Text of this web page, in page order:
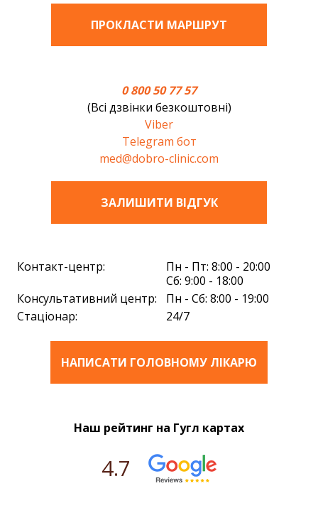
ПРОКЛАСТИ МАРШРУТ
0 800 50 77 57
(Всі дзвінки безкоштовні)
Viber
Telegram бот
med@dobro-clinic.com
ЗАЛИШИТИ ВIДГУК
Контакт-центр:
Пн - Пт: 8:00 - 20:00
Сб: 9:00 - 18:00
Консультативний центр:
Пн - Сб: 8:00 - 19:00
Стаціонар:
24/7
НАПИСАТИ ГОЛОВНОМУ ЛІКАРЮ
Наш рейтинг на Гугл картах
4.7